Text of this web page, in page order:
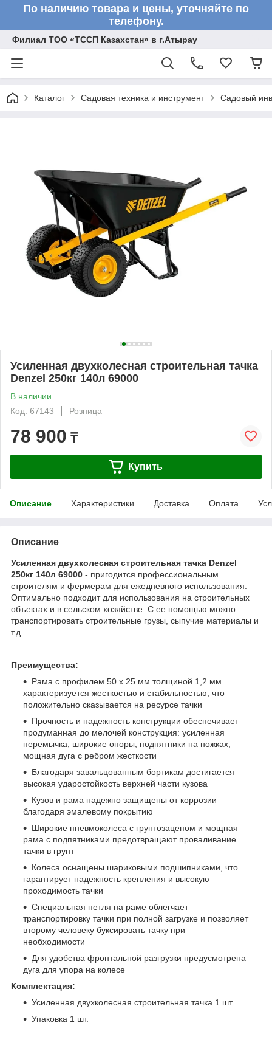
По наличию товара и цены, уточняйте по
телефону.
Филиал ТОО «ТССП Казахстан» в г.Атырау
Каталог Садовая техника и инструмент Садовый
Усиленная двухколесная строительная тачка
Denzel 250кг 140л 69000
В наличии
Код: 67143
Розница
78 900 ₸
Купить
Описание Характеристики Доставка Оплата
Описание
Усиленная двухколесная строительная тачка Denzel
250кг 140л 69000 - пригодится профессиональным
строителям и фермерам для ежедневного использования.
Оптимально подходит для использования на строительных
объектах и в сельском хозяйстве. С ее помощью можно
транспортировать строительные грузы, сыпучие материалы и
т.д.
Преимущества:
Рама с профилем 50 х 25 мм толщиной 1,2 мм
характеризуется жесткостью и стабильностью, что
положительно сказывается на ресурсе тачки
Прочность и надежность конструкции обеспечивает
продуманная до мелочей конструкция: усиленная
перемычка, широкие опоры, подпятники на ножках,
мощная дуга с ребром жесткости
Благодаря завальцованным бортикам достигается
высокая ударостойкость верхней части кузова
Кузов и рама надежно защищены от коррозии
благодаря эмалевому покрытию
Широкие пневмоколеса с грунтозацепом и мощная
рама с подпятниками предотвращают проваливание
тачки в грунт
Колеса оснащены шариковыми подшипниками, что
гарантирует надежность крепления и высокую
проходимость тачки
Специальная петля на раме облегчает
транспортировку тачки при полной загрузке и позволяет
второму человеку буксировать тачку при
необходимости
Для удобства фронтальной разгрузки предусмотрена
дуга для упора на колесе
Комплектация:
Усиленная двухколесная строительная тачка 1 шт.
Упаковка 1 шт.